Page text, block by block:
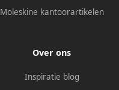
Moleskine kantoorartikelen
Over ons
Inspiratie blog